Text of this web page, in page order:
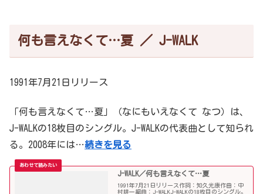
何も言えなくて…夏 ／ J-WALK
1991年7月21日リリース
「何も言えなくて…夏」（なにもいえなくて なつ）は、
J-WALKの18枚目のシングル。J-WALKの代表曲として知られ
る。2008年には…続きを見る
J-WALK／何も言えなくて…夏
1991年7月21日リリース作詞：知久光康作曲：中
村耕一編曲：J-WALKJ-WALKの18枚目のシングル。